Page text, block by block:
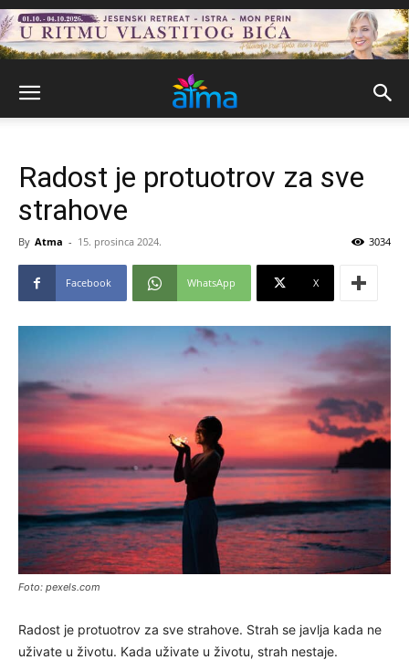
Radost je protuotrov za sve
strahove
By Atma - 15. prosinca 2024. 3034
Facebook WhatsApp X
Foto: pexels.com
Radost je protuotrov za sve strahove. Strah se javlja kada ne
uživate u životu. Kada uživate u životu, strah nestaje.